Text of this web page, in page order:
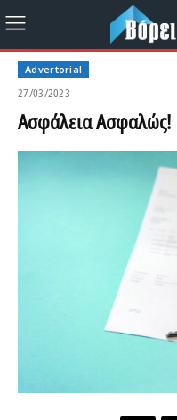
Advertorial
27/03/2023
Aσφάλεια Ασφαλώς!